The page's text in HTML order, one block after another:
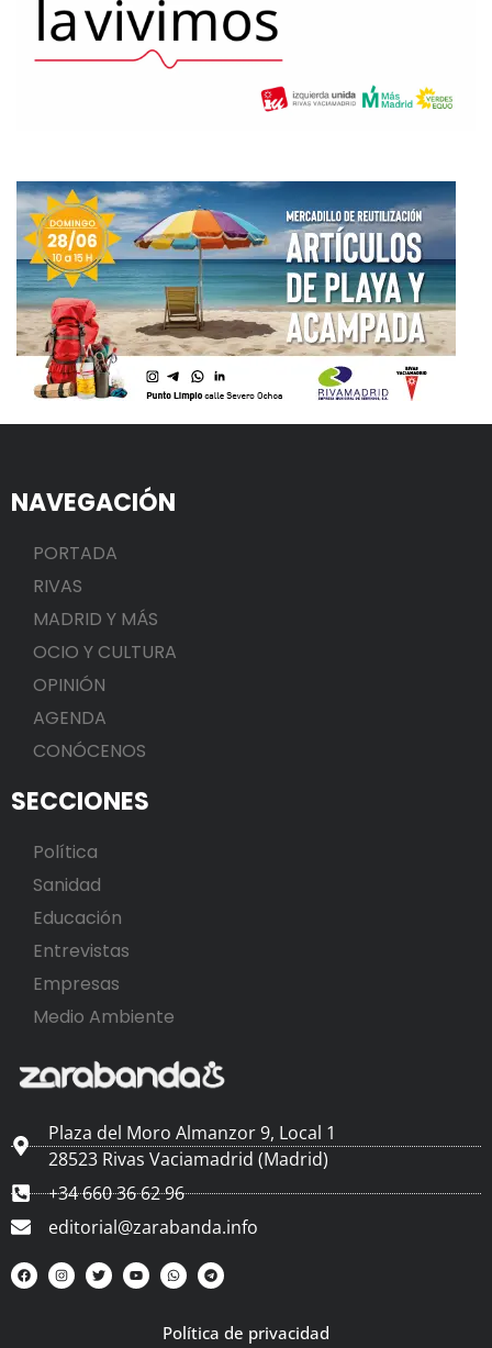
NAVEGACIÓN
PORTADA
RIVAS
MADRID Y MÁS
OCIO Y CULTURA
OPINIÓN
AGENDA
CONÓCENOS
SECCIONES
Política
Sanidad
Educación
Entrevistas
Empresas
Medio Ambiente
Plaza del Moro Almanzor 9, Local 1
28523 Rivas Vaciamadrid (Madrid)
+34 660 36 62 96
editorial@zarabanda.info
Política de privacidad